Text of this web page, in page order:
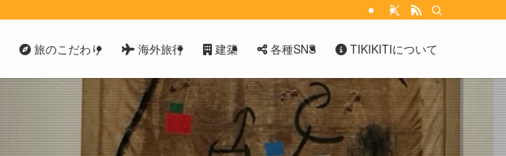
旅のこだわり 海外旅行 建築 各種SNS TIKIKITIについて